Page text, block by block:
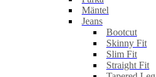
Mäntel
Jeans
Bootcut
Skinny Fit
Slim Fit
Straight Fit